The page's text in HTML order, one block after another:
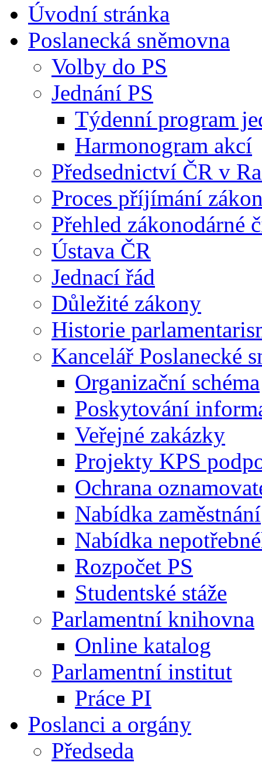
Úvodní stránka
Poslanecká sněmovna
Volby do PS
Jednání PS
Týdenní program
Harmonogram akcí
Předsednictví ČR v
Proces příjímání
Přehled zákonodárné
Ústava ČR
Jednací řád
Důležité zákony
Historie
Kancelář Poslanecké
Organizační schéma
Poskytování
Veřejné zakázky
Projekty KPS
Ochrana
Nabídka zaměstnání
Nabídka
Rozpočet PS
Studentské stáže
Parlamentní knihovna
Online katalog
Parlamentní institut
Práce PI
Poslanci a orgány
Předseda